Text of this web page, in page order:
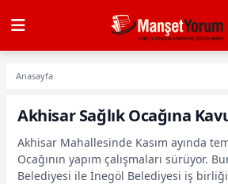
Anasayfa
Akhisar Sağlık Ocağına
Akhisar Mahallesinde Kasım ayında
Ocağının yapım çalışmaları sürüyor.
Belediyesi ile İnegöl Belediyesi iş